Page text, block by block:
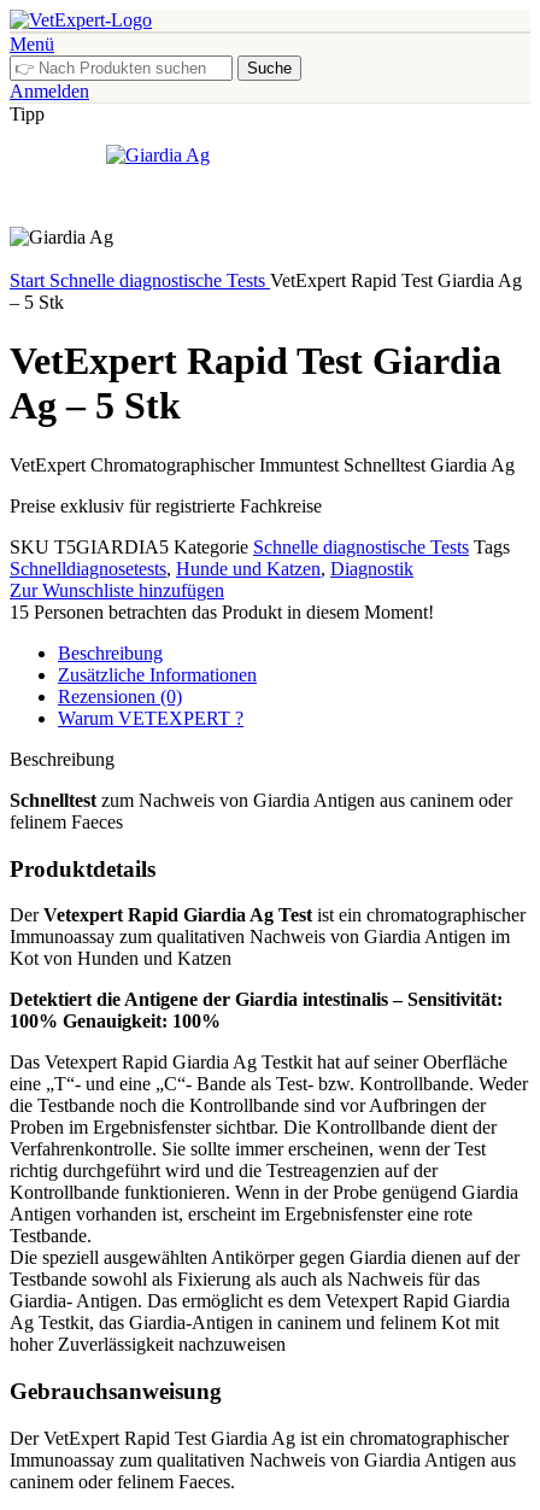
Menü
Suche
Anmelden
Tipp
Start Schnelle diagnostische Tests VetExpert Rapid Test Giardia Ag
– 5 Stk
VetExpert Rapid Test Giardia
Ag – 5 Stk
VetExpert Chromatographischer Immuntest Schnelltest Giardia Ag
Preise exklusiv für registrierte Fachkreise
SKU T5GIARDIA5 Kategorie Schnelle diagnostische Tests Tags
Schnelldiagnosetests, Hunde und Katzen, Diagnostik
Zur Wunschliste hinzufügen
15 Personen betrachten das Produkt in diesem Moment!
Beschreibung
Zusätzliche Informationen
Rezensionen (0)
Warum VETEXPERT ?
Beschreibung
Schnelltest zum Nachweis von Giardia Antigen aus caninem oder
felinem Faeces
Produktdetails
DerVetexpert Rapid Giardia Ag Test ist ein chromatographischer
Immunoassay zum qualitativen Nachweis von Giardia Antigen im
Kot von Hunden und Katzen
Detektiert die Antigene der Giardia intestinalis – Sensitivität:
100% Genauigkeit: 100%
Das Vetexpert Rapid Giardia Ag Testkit hat auf seiner Oberfläche
eine „T“- und eine „C“- Bande als Test- bzw. Kontrollbande. Weder
die Testbande noch die Kontrollbande sind vor Aufbringen der
Proben im Ergebnisfenster sichtbar. Die Kontrollbande dient der
Verfahrenkontrolle. Sie sollte immer erscheinen, wenn der Test
richtig durchgeführt wird und die Testreagenzien auf der
Kontrollbande funktionieren. Wenn in der Probe genügend Giardia
Antigen vorhanden ist, erscheint im Ergebnisfenster eine rote
Testbande.
Die speziell ausgewählten Antikörper gegen Giardia dienen auf der
Testbande sowohl als Fixierung als auch als Nachweis für das
Giardia- Antigen. Das ermöglicht es dem Vetexpert Rapid Giardia
Ag Testkit, das Giardia-Antigen in caninem und felinem Kot mit
hoher Zuverlässigkeit nachzuweisen
Gebrauchsanweisung
Der VetExpert Rapid Test Giardia Ag ist ein chromatographischer
Immunoassay zum qualitativen Nachweis von Giardia Antigen aus
caninem oder felinem Faeces.